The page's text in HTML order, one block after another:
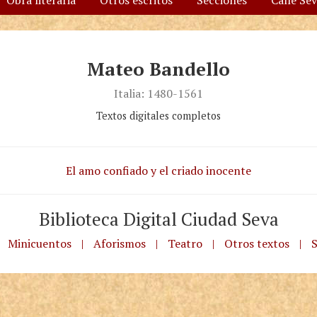
Mateo Bandello
Italia: 1480-1561
Textos digitales completos
El amo confiado y el criado inocente
Biblioteca Digital Ciudad Seva
Minicuentos | Aforismos | Teatro | Otros textos |